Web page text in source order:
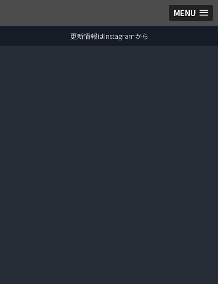
MENU
更新情報はInstagramから